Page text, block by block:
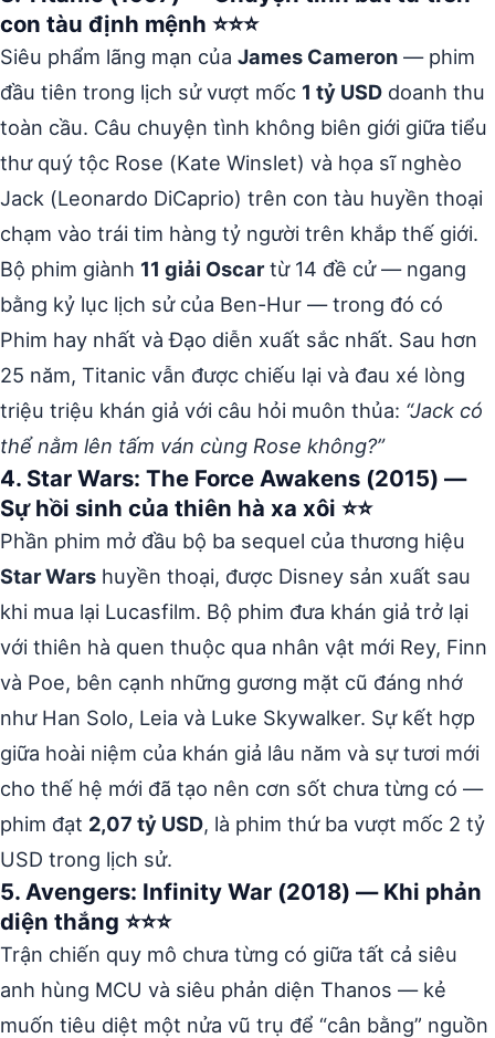
con tàu định mệnh ⭐⭐⭐
Siêu phẩm lãng mạn của James Cameron — phim
đầu tiên trong lịch sử vượt mốc 1 tỷ USD doanh thu
toàn cầu. Câu chuyện tình không biên giới giữa tiểu
thư quý tộc Rose (Kate Winslet) và họa sĩ nghèo
Jack (Leonardo DiCaprio) trên con tàu huyền thoại
chạm vào trái tim hàng tỷ người trên khắp thế giới.
Bộ phim giành 11 giải Oscartừ 14 đề cử — ngang
bằng kỷ lục lịch sử của Ben-Hur — trong đó có
Phim hay nhất và Đạo diễn xuất sắc nhất. Sau hơn
25 năm, Titanic vẫn được chiếu lại và đau xé lòng
triệu triệu khán giả với câu hỏi muôn thủa: “Jack có
thể nằm lên tấm ván cùng Rose không?”
4. Star Wars: The Force Awakens (2015) —
Sự hồi sinh của thiên hà xa xôi ⭐⭐
Phần phim mở đầu bộ ba sequel của thương hiệu
Star Wars huyền thoại, được Disney sản xuất sau
khi mua lại Lucasfilm. Bộ phim đưa khán giả trở lại
với thiên hà quen thuộc qua nhân vật mới Rey, Finn
và Poe, bên cạnh những gương mặt cũ đáng nhớ
như Han Solo, Leia và Luke Skywalker. Sự kết hợp
giữa hoài niệm của khán giả lâu năm và sự tươi mới
cho thế hệ mới đã tạo nên cơn sốt chưa từng có —
phim đạt 2,07 tỷ USD, là phim thứ ba vượt mốc 2 tỷ
USD trong lịch sử.
5. Avengers: Infinity War (2018) — Khi phản
diện thắng ⭐⭐⭐
Trận chiến quy mô chưa từng có giữa tất cả siêu
anh hùng MCU và siêu phản diện Thanos — kẻ
muốn tiêu diệt một nửa vũ trụ để “cân bằng” nguồn